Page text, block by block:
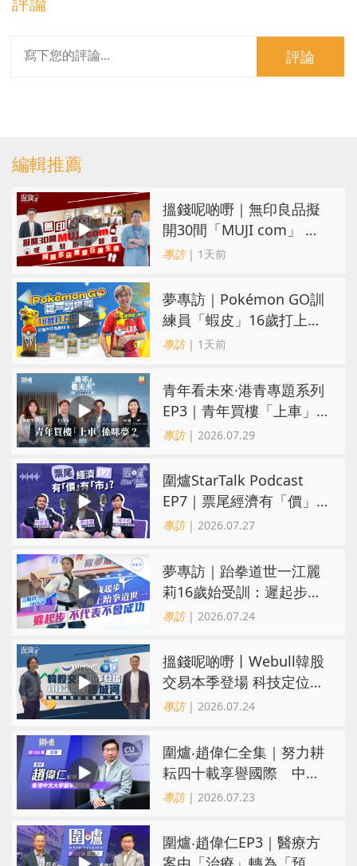
評論
編輯推薦
搵錢呢啲嘢｜無印良品擬
開30間「MUJI com」 或
進駐街舖醫院 同區多店無
專訪| 1天前
夢專訪｜Pokémon GO訓
練員「蝦皮」16歲打上世
界第一！戰友成最強後盾
專訪| 1天前
青年看未來·港青專題系列
EP3｜青年買樓「上車」
係咪夢？ 觀念改變居住選
專訪| 2026.07.29
圍爐StarTalk Podcast
EP7｜票尾經濟有「價」
有「市」？「短期流量」
專訪| 2026.07.27
夢專訪｜跆拳道世一江麗
莉16歲始受訓：遲起步不
代表不會成功
專訪| 2026.07.24
搵錢呢啲嘢丨Webull韓股
交易本季登場 科技定位成
護城河 冀登港互聯網券商
專訪| 2026.07.24
圍爐‧趙偉仁全集｜努力耕
耘四十載享譽國際 中大
醫學院致力醫療創科造福
專訪| 2026.07.23
圍爐‧趙偉仁EP3｜醫療方